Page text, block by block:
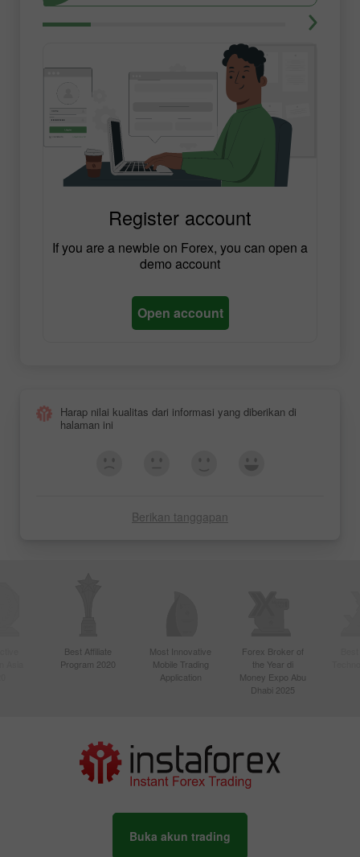
Register account
If you are a newbie on Forex, you can open a
demo account
Open account
Harap nilai kualitas dari informasi yang diberikan di
halaman ini
Berikan tanggapan
Best Affiliate
Program 2020
Most Innovative
Mobile Trading
Application
Forex Broker of
the Year di
Money Expo Abu
Dhabi 2025
Buka akun trading